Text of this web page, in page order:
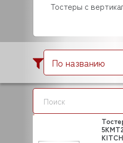
Тостеры с
По названию